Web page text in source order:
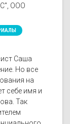
ООО
Саша
Но все
на
себе имя и
Так